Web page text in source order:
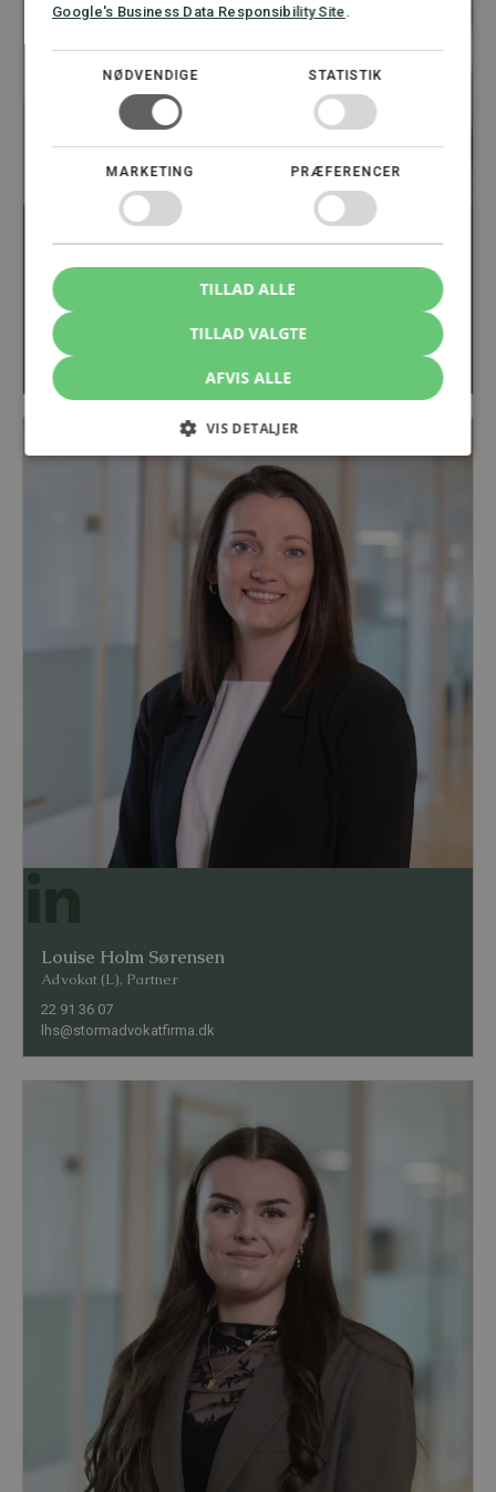
Jens Axel Kruchov
Advokat, Partner
22 22 55 25
jk@stormadvokatfirma.dk
Louise Holm Sørensen
Advokat (L), Partner
22 91 36 07
lhs@stormadvokatfirma.dk
Google's Business Data Responsibility Site.
NØDVENDIGE STATISTIK
MARKETING PRÆFERENCER
TILLAD VALGTE
TILLAD ALLE
AFVIS ALLE
VIS DETALJER